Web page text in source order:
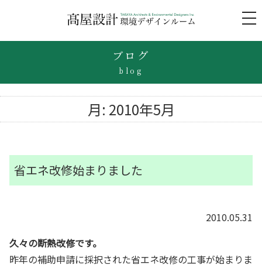
ブログ
blog
月: 2010年5月
省エネ改修始まりました
2010.05.31
久々の断熱改修です。
昨年の補助申請に採択された省エネ改修の工事が始まりま